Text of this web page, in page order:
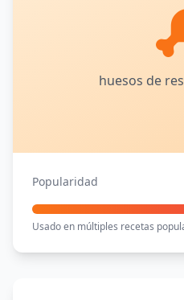
huesos de
Popularidad
Usado en múltiples recetas